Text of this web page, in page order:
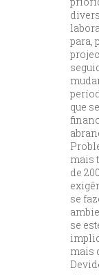
para,
que
mais
de
se
se
mais